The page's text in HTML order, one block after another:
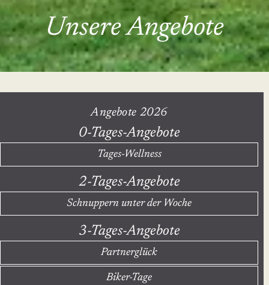
Unsere Angebote
Angebote 2026
0-Tages-Angebote
Tages-Wellness
2-Tages-Angebote
Schnuppern unter der Woche
3-Tages-Angebote
Partnerglück
Biker-Tage